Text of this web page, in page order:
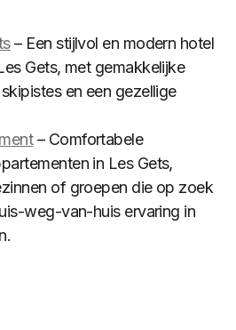
– Een stijlvol en modern hotel
Gets, met gemakkelijke
en een gezellige
– Comfortabele
in Les Gets,
of groepen die op zoek
weg-van-huis ervaring in